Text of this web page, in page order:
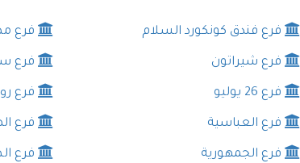
فرع فندق كونكورد السلام فرع
فرع شيراتون فرع
فرع 26 يوليو فرع
فرع العباسية فرع
فرع الجمهورية فرع